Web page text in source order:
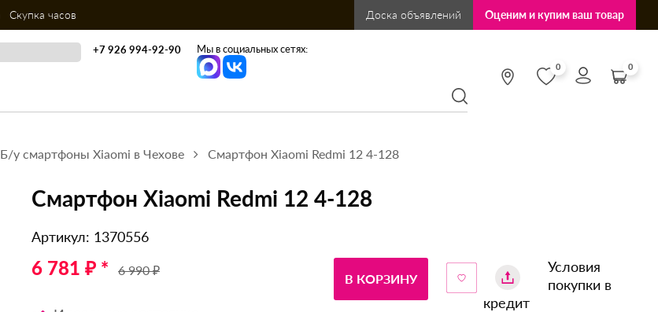
Скупка часов Доска объявлений Оценим и купим ваш товар
+7 926 994-92-90 Мы в социальных сетях:
0 0
Б/у смартфоны Xiaomi в Чехове Смартфон Xiaomi Redmi 12 4-128
Смартфон Xiaomi Redmi 12 4-128
Артикул: 1370556
6 781 ₽ * 6 990 ₽
В КОРЗИНУ
Условия
покупки в
кредит